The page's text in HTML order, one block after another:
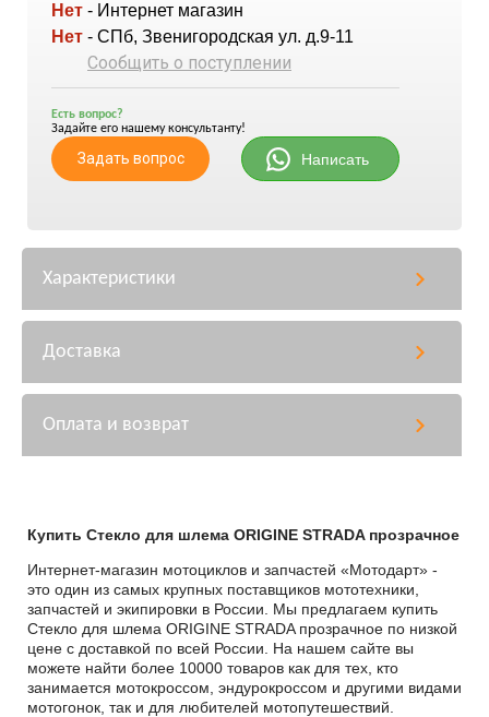
Нет - Интернет магазин
Нет - СПб, Звенигородская ул. д.9-11
Сообщить о поступлении
Есть вопрос?
Задайте его нашему консультанту!
Задать вопрос Написать
Характеристики
Доставка
Оплата и возврат
Купить Стекло для шлема ORIGINE STRADA прозрачное
Интернет-магазин мотоциклов и запчастей «Мотодарт» -
это один из самых крупных поставщиков мототехники,
запчастей и экипировки в России. Мы предлагаем купить
Стекло для шлема ORIGINE STRADA прозрачное по низкой
цене с доставкой по всей России. На нашем сайте вы
можете найти более 10000 товаров как для тех, кто
занимается мотокроссом, эндурокроссом и другими видами
мотогонок, так и для любителей мотопутешествий.